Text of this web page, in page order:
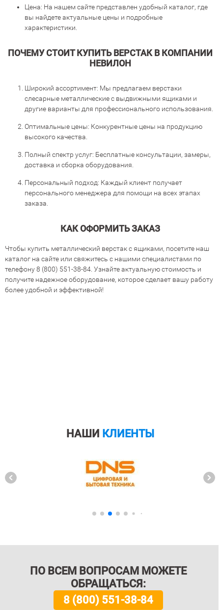
Цена: На нашем сайте представлен удобный каталог, где
вы найдете актуальные цены и подробные
характеристики.
ПОЧЕМУ СТОИТ КУПИТЬ ВЕРСТАК В КОМПАНИИ
НЕВИЛОН
Широкий ассортимент: Мы предлагаем верстаки
слесарные металлические с выдвижными ящиками и
другие варианты для профессионального использования.
Оптимальные цены: Конкурентные цены на продукцию
высокого качества.
Полный спектр услуг: Бесплатные консультации, замеры,
доставка и сборка оборудования.
Персональный подход: Каждый клиент получает
персонального менеджера для помощи на всех этапах
заказа.
КАК ОФОРМИТЬ ЗАКАЗ
Чтобы купить металлический верстак с ящиками, посетите наш
каталог на сайте или свяжитесь с нашими специалистами по
телефону8 (800) 551-38-84. Узнайте актуальную стоимость и
получите надежное оборудование, которое сделает вашу работу
более удобной и эффективной!
НАШИ КЛИЕНТЫ
ПО ВСЕМ ВОПРОСАМ МОЖЕТЕ
ОБРАЩАТЬСЯ:
8 (800) 551-38-84